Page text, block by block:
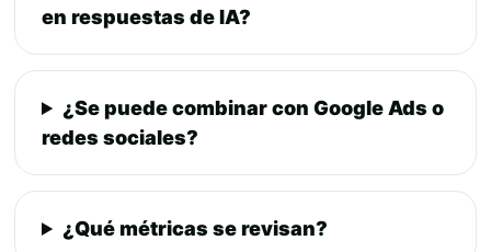
en respuestas de IA?
¿Se puede combinar con Google Ads o
redes sociales?
¿Qué métricas se revisan?